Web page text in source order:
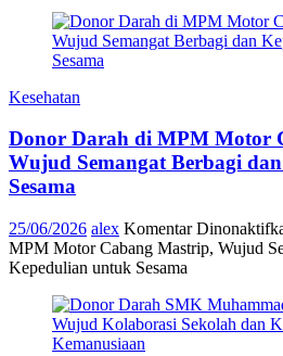
Kesehatan
Donor Darah di MPM Motor
Wujud Semangat Berbagi
Sesama
25/06/2026 alex Komentar
MPM Motor Cabang Mastrip, Wujud
Kepedulian untuk Sesama